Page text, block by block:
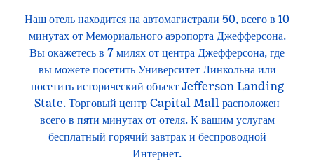
Наш отель находится на автомагистрали 50, всего в 10
минутах от Мемориального аэропорта Джефферсона.
Вы окажетесь в 7 милях от центра Джефферсона, где
вы можете посетить Университет Линкольна или
посетить исторический объект Jefferson Landing
State. Торговый центр Capital Mall расположен
всего в пяти минутах от отеля. К вашим услугам
бесплатный горячий завтрак и беспроводной
Интернет.